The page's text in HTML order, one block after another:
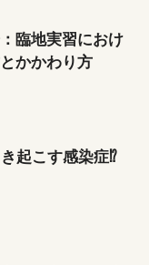
臨地実習におけ
かかわり方
起こす感染症⁉